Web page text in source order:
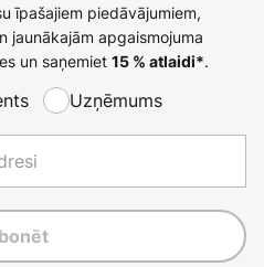
īpašajiem piedāvājumiem,
jaunākajām apgaismojuma
un saņemiet 15 % atlaidi*.
Uzņēmums